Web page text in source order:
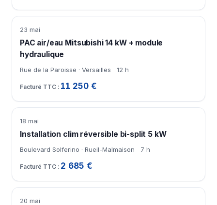
23 mai
PAC air/eau Mitsubishi 14 kW + module
hydraulique
Rue de la Paroisse · Versailles 12 h
11 250 €
18 mai
Installation clim réversible bi-split 5 kW
Boulevard Solferino · Rueil-Malmaison 7 h
2 685 €
20 mai